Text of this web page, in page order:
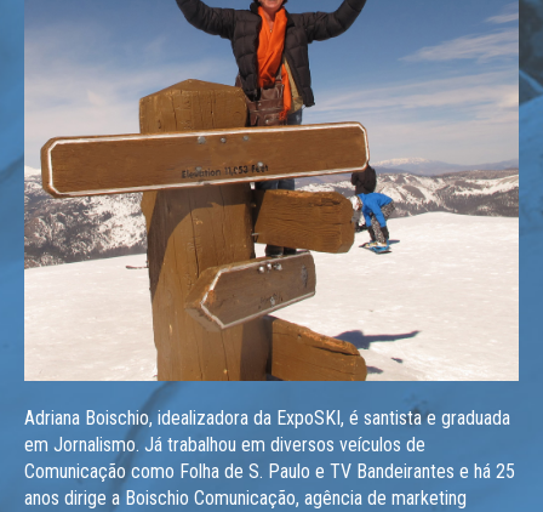
Adriana Boischio, idealizadora da ExpoSKI, é santista e graduada
em Jornalismo. Já trabalhou em diversos veículos de
Comunicação como Folha de S. Paulo e TV Bandeirantes e há 25
anos dirige a Boischio Comunicação, agência de marketing